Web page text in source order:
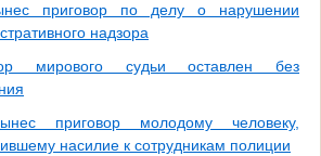
приговор по делу о нарушении
надзора
мирового судьи оставлен без
приговор молодому человеку,
насилие к сотрудникам полиции